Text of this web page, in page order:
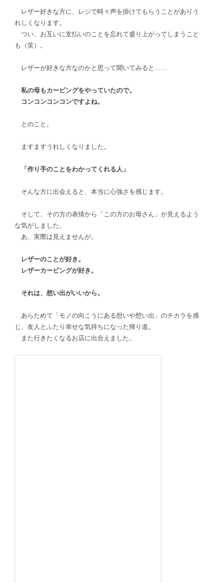
レザー好きな方に、レジで時々声を掛けてもらうことがありう
れしくなります。
つい、お互いに支払いのことを忘れて盛り上がってしまうこと
も（笑）。
レザーが好きな方なのかと思って聞いてみると……
私の母もカービングをやっていたので。
コンコンコンコンですよね。
とのこと。
ますますうれしくなりました。
「作り手のことをわかってくれる人」
そんな方に出会えると、本当に心強さを感じます。
そして、その方の表情から「この方のお母さん」が見えるよう
な気がしました。
あ、実際は見えませんが。
レザーのことが好き。
レザーカービングが好き。
それは、想い出がいいから。
あらためて「モノの向こうにある想いや想い出」のチカラを感
じ、友人とふたり幸せな気持ちになった帰り道。
また行きたくなるお店に出合えました。